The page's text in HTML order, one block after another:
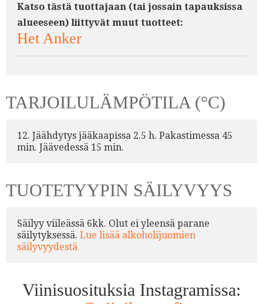
Katso tästä tuottajaan (tai jossain tapauksissa
alueeseen) liittyvät muut tuotteet:
Het Anker
TARJOILULÄMPÖTILA (°C)
12. Jäähdytys jääkaapissa 2.5 h. Pakastimessa 45
min. Jäävedessä 15 min.
TUOTETYYPIN SÄILYVYYS
Säilyy viileässä 6kk. Olut ei yleensä parane
säilytyksessä. Lue lisää alkoholijuomien
säilyvyydestä
Viinisuosituksia Instagramissa: